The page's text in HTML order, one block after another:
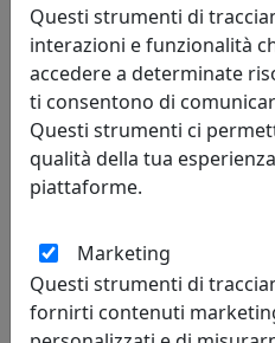
i più visitati
scopri iprodottiche
maggior interesse
Questi strumenti di
interazioni e funzionalità
accedere a determinate
ti consentono di
Questi strumenti ci
qualità della tua
piattaforme.
Marketing
Questi strumenti di
fornirti contenuti